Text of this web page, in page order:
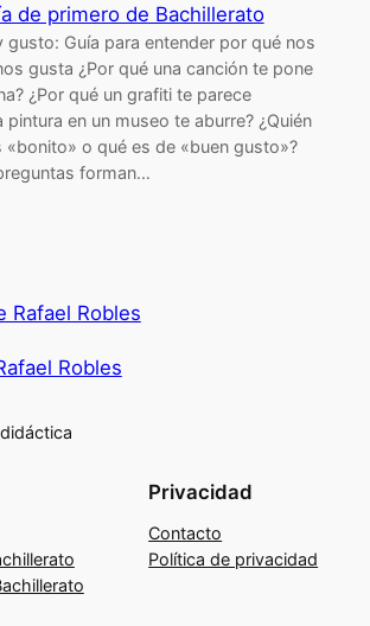
de primero de Bachillerato
gusto: Guía para entender por qué nos
gusta ¿Por qué una canción te pone
¿Por qué un grafiti te parece
pintura en un museo te aburre? ¿Quién
«bonito» o qué es de «buen gusto»?
forman…
Robles
Privacidad
Contacto
Política de privacidad